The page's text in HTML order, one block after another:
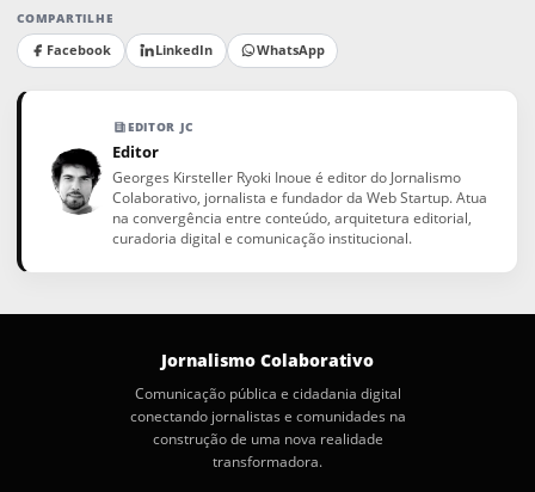
COMPARTILHE
Facebook LinkedIn WhatsApp
EDITOR JC
Editor
Georges Kirsteller Ryoki Inoue é editor do Jornalismo
Colaborativo, jornalista e fundador da Web Startup. Atua
na convergência entre conteúdo, arquitetura editorial,
curadoria digital e comunicação institucional.
Jornalismo Colaborativo
Comunicação pública e cidadania digital
conectando jornalistas e comunidades na
construção de uma nova realidade
transformadora.